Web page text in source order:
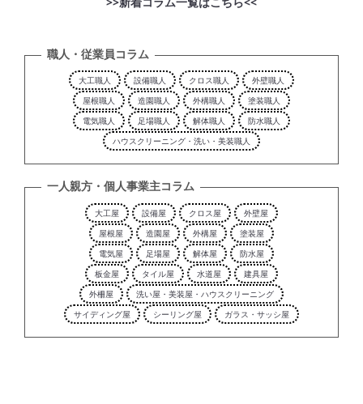
職人・従業員コラム
大工職人 設備職人 クロス職人
外壁職人
屋根職人
造園職人 外構職人
塗装職人
電気職人
足場職人 解体職人
防水職人
ハウスクリーニング・洗い・美装職人
一人親方・個人事業主コラム
大工屋 設備屋 クロス屋
外壁屋
屋根屋
造園屋 外構屋
塗装屋
電気屋
足場屋 解体屋
防水屋
板金屋
タイル屋 水道屋
建具屋
外柵屋
洗い屋・美装屋・ハウスクリーニング
サイディング屋
シーリング屋 ガラス・サッシ屋